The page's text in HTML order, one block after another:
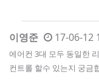
이영준 17-06-12
에어컨 3대 모두 동일한
컨트롤 할수 있는지 궁금